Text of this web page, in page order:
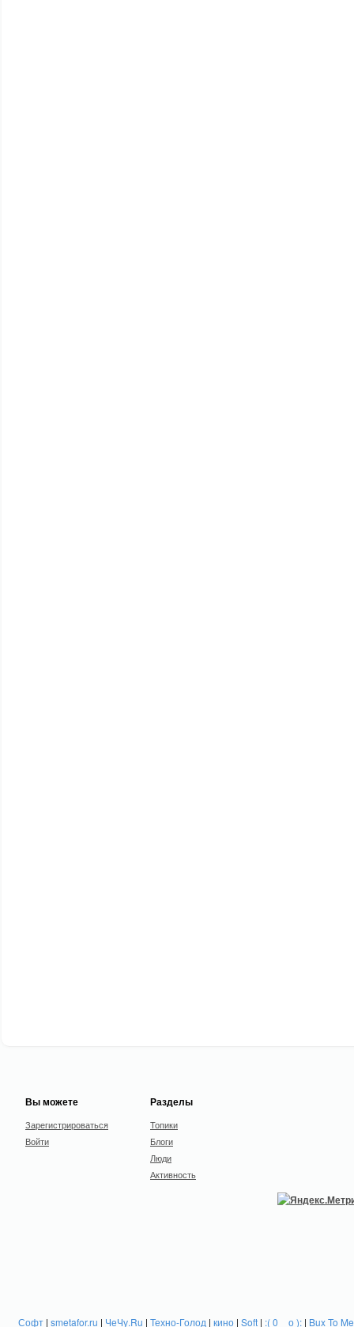
Вы можете
Зарегистрироваться
Войти
Разделы
Топики
Блоги
Люди
Активность
Софт| smetafor.ru | ЧеЧу.Ru | Техно-Голод | кино| Soft| :( 0 _ о ):| Bux To Me